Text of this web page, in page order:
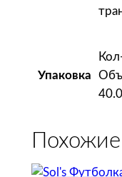
Упаковка